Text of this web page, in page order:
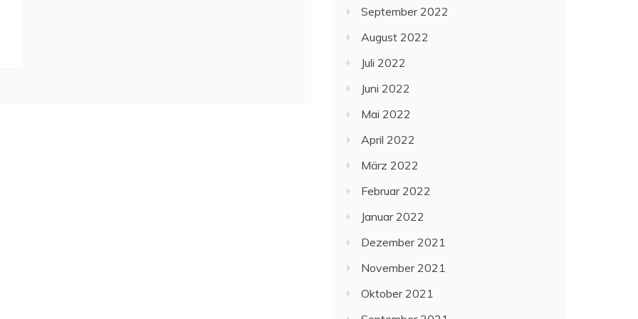
September 2022
August 2022
Juli 2022
Juni 2022
Mai 2022
April 2022
März 2022
Februar 2022
Januar 2022
Dezember 2021
November 2021
Oktober 2021